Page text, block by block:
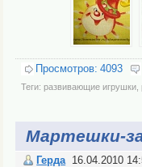
Просмотров: 4093
Теги: развивающие игрушки,
Мартешки-
Герда 16.04.2010